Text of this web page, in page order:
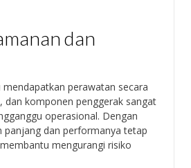
dan
perawatan secara
dan komponen penggerak sangat
operasional. Dengan
panjang dan performanya tetap
mengurangi risiko